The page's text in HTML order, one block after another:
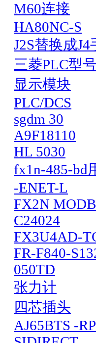
M60连接
HA80NC-S
J2S替换成J4
三菱PLC型
显示模块
PLC/DCS
sgdm 30
A9F18110
HL 5030
fx1n-485-bd
-ENET-L
FX2N
C24024
FX3U4AD-
FR-F840-
050TD
张力计
四芯插头
AJ65BTS -